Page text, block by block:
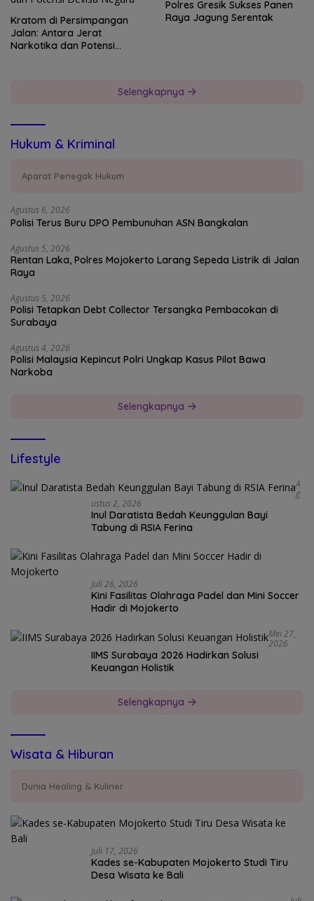
Kratom di Persimpangan
Jalan: Antara Jerat
Narkotika dan Potensi
Polres Gresik Sukses Panen
Raya Jagung Serentak
Selengkapnya
Hukum & Kriminal
Aparat Penegak Hukum
Agustus 6, 2026
Polisi Terus Buru DPO Pembunuhan ASN Bangkalan
Agustus 5, 2026
Rentan Laka, Polres Mojokerto Larang Sepeda Listrik di Jalan
Raya
Agustus 5, 2026
Polisi Tetapkan Debt Collector Tersangka Pembacokan di
Surabaya
Agustus 4, 2026
Polisi Malaysia Kepincut Polri Ungkap Kasus Pilot Bawa
Narkoba
Selengkapnya
Lifestyle
A
G
Ustus 2, 2026
Inul Daratista Bedah Keunggulan Bayi
Tabung di RSIA Ferina
Juli 26, 2026
Kini Fasilitas Olahraga Padel dan Mini Soccer
Hadir di Mojokerto
Mei 27,
2026
IIMS Surabaya 2026 Hadirkan Solusi
Keuangan Holistik
Selengkapnya
Wisata & Hiburan
Dunia Healing & Kuliner
Juli 17, 2026
Kades se-Kabupaten Mojokerto Studi Tiru
Desa Wisata ke Bali